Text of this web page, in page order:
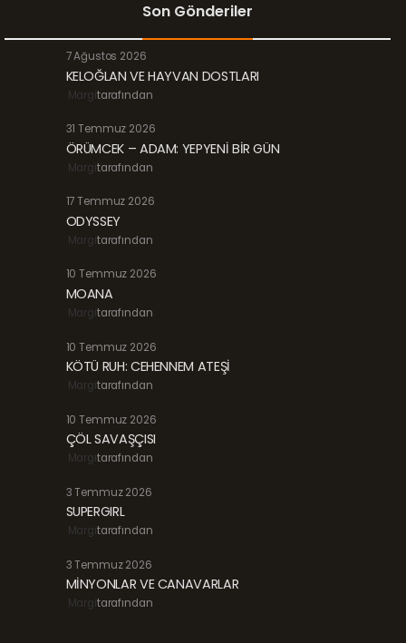
Son Gönderiler
7 Ağustos 2026
KELOĞLAN VE HAYVAN DOSTLARI
Margitarafından
31 Temmuz 2026
ÖRÜMCEK – ADAM: YEPYENİ BİR GÜN
Margitarafından
17 Temmuz 2026
ODYSSEY
Margitarafından
10 Temmuz 2026
MOANA
Margitarafından
10 Temmuz 2026
KÖTÜ RUH: CEHENNEM ATEŞİ
Margitarafından
10 Temmuz 2026
ÇÖL SAVAŞÇISI
Margitarafından
3 Temmuz 2026
SUPERGIRL
Margitarafından
3 Temmuz 2026
MİNYONLAR VE CANAVARLAR
Margitarafından